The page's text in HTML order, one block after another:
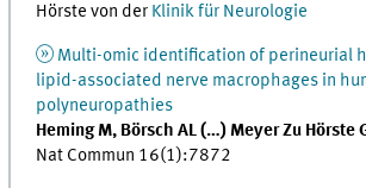
Hörste von der Klinik für Neurologie
Multi-omic identification of perineurial
lipid-associated nerve macrophages in
polyneuropathies
Heming M, Börsch AL (…) Meyer Zu Hörste
Nat Commun 16(1):7872